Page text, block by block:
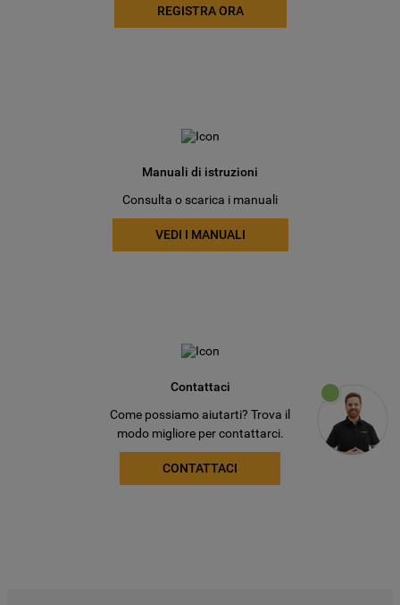
REGISTRA ORA
Manuali di istruzioni
Consulta o scarica i manuali
VEDI I MANUALI
Contattaci
Come possiamo aiutarti? Trova il
modo migliore per contattarci.
CONTATTACI